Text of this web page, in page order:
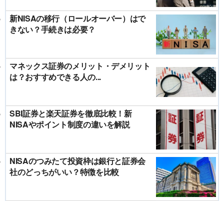
新NISAの移行（ロールオーバー）はで
きない？手続きは必要？
マネックス証券のメリット・デメリット
は？おすすめできる人の...
SBI証券と楽天証券を徹底比較！新
NISAやポイント制度の違いを解説
NISAのつみたて投資枠は銀行と証券会
社のどっちがいい？特徴を比較